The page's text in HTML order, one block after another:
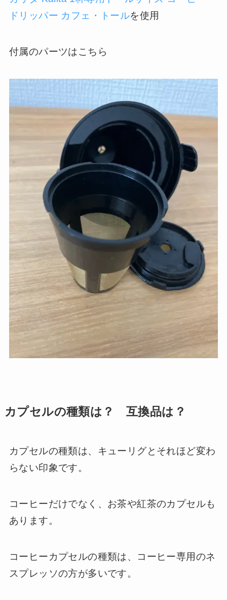
ドリッパー カフェ・トールを使用
付属のパーツはこちら
カプセルの種類は？ 互換品は？
カプセルの種類は、キューリグとそれほど変わ
らない印象です。
コーヒーだけでなく、お茶や紅茶のカプセルも
あります。
コーヒーカプセルの種類は、コーヒー専用のネ
スプレッソの方が多いです。